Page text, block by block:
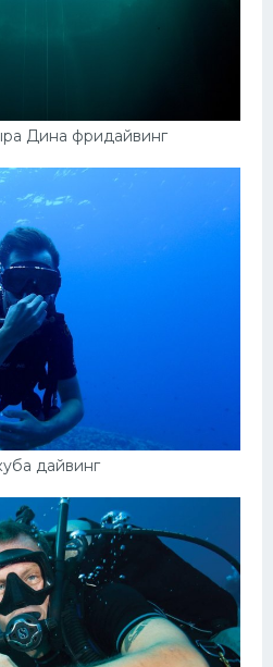
Дина фридайвинг
дайвинг